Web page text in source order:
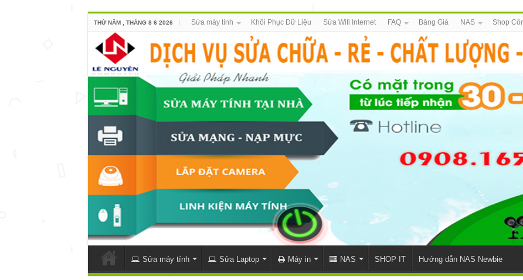
THỨ NĂM , THÁNG 8 6 2026 Sửa máy tính Khôi Phục Dữ Liệu Sửa Wifi Internet FAQ Bảng Giá NAS Shop
Sửa máy tính Sửa Laptop Máy in NAS SHOP IT Hướng dẫn NAS Newbie